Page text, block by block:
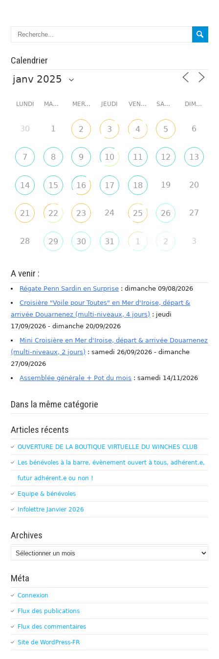
Calendrier
LUNDI MARDI MERCREDI JEUDI VENDREDI SAMEDI DIMANCHE
30 1 2 3 4 5 6
7 8 9 10 11 12 13
14 15 16 17 18 19 20
21 22 23 24 25 26 27
28 29 30 31 1 2 3
A venir :
Régate Penn Sardin en Surprise : dimanche 09/08/2026
Croisière "Voile pour Toutes" en Mer d'Iroise, départ &
arrivée Douarnenez (multi-niveaux, 4 jours) : jeudi
17/09/2026 - dimanche 20/09/2026
Mini Croisière en Mer d'Iroise, départ & arrivée Douarnenez
(multi-niveaux, 2 jours) : samedi 26/09/2026 - dimanche
27/09/2026
Assemblée générale + Pot du mois : samedi 14/11/2026
Dans la même catégorie
Articles récents
OUVERTURE DE LA BOUTIQUE VIRTUELLE DU WINCHES CLUB
Les bénévoles à la barre, évènement ouvert à tous, adhérent.e,
futur adhérent.e ou non !
Equipe & bénévoles
Infolettre Janvier 2026
Archives
Archives
Méta
Connexion
Flux des publications
Flux des commentaires
Site de WordPress-FR